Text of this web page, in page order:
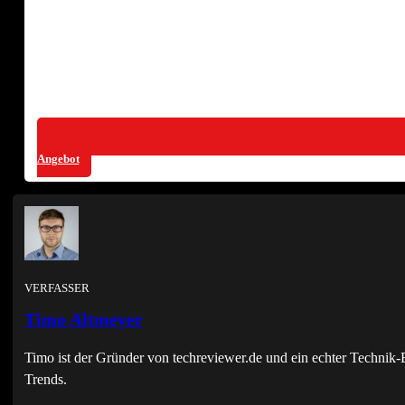
Angebot
VERFASSER
Timo Altmeyer
Timo ist der Gründer von techreviewer.de und ein echter
Trends.